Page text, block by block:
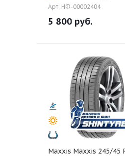
Арт: НФ-00002404
5 800 руб.
Maxxis Maxxis 245/45 R18